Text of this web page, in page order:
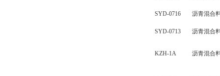
SYD-0716 沥青混合
SYD-0713 沥青混合
KZH-1A 沥青混合